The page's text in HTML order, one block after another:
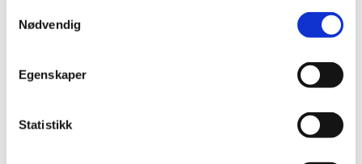
Nødvendig
Egenskaper
Statistikk